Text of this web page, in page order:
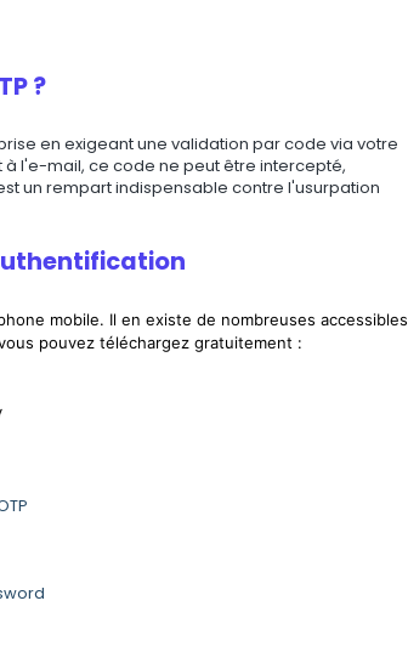
?
en exigeant une validation par code via votre
l'e-mail, ce code ne peut être intercepté,
un rempart indispensable contre l'usurpation
mobile. Il en existe de nombreuses accessibles
pouvez téléchargez gratuitement :